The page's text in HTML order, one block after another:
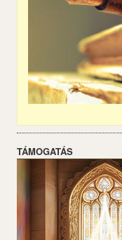
TÁMOGATÁS